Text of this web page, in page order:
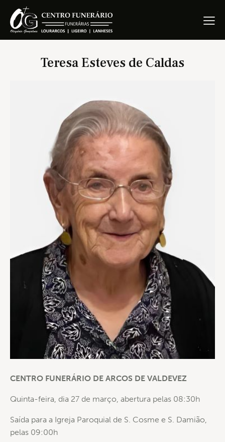
Teresa Esteves de Caldas
CENTRO FUNERÁRIO DE ARCOS DE VALDEVEZ
Quinta-feira, dia 27 de março, abertura pelas 08:30h
Saída para a Igreja Paroquial de S. Cosme e S. Damião,
pelas 09:00h